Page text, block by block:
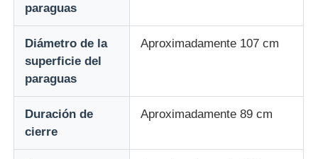
paraguas
Diámetro de la
superficie del
paraguas
Aproximadamente 107 cm
Duración de
cierre
Aproximadamente 89 cm